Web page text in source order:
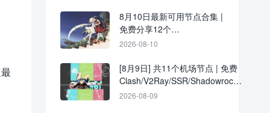
8月10日最新可用节点合集 |
免费分享12个
Clash/V2Ray/SSR订阅链接
2026-08-10
[8月9日] 共11个机场节点 | 免费
Clash/V2Ray/SSR/Shadowrocket
订阅更新
2026-08-09